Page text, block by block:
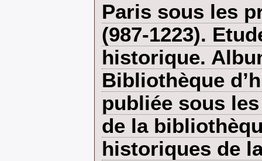
‎Paris sous les
(987-1223).
historique.
Bibliothèque
publiée sous
de la
historiques de